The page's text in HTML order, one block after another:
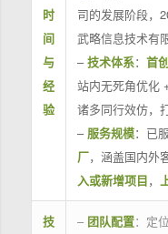
时
间
与
经
验
司的发展阶段，
武略信息技术有
–技术体系： 首
站内无死角优化
诸多同行效仿，
– 服务规模：已
厂，涵盖国内外
入或新增项目，
技
– 团队配置：定